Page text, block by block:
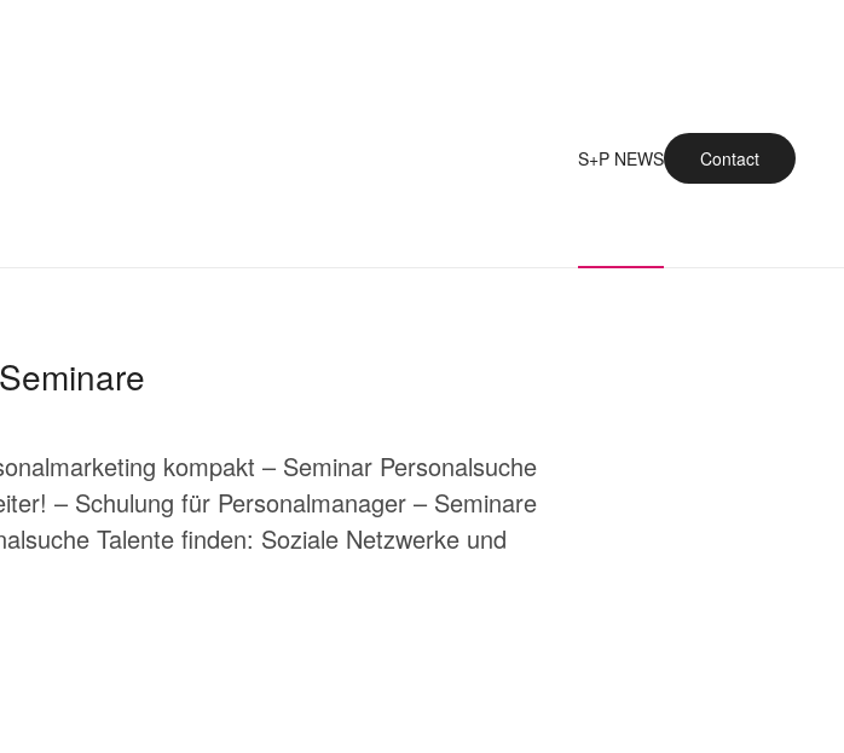
S+P NEWS Contact
kompakt – Seminar Personalsuche
– Schulung für Personalmanager – Seminare
Talente finden: Soziale Netzwerke und